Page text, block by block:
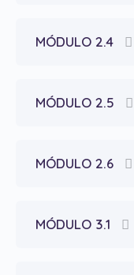
MÓDULO 2.4
MÓDULO 2.5
MÓDULO 2.6
MÓDULO 3.1